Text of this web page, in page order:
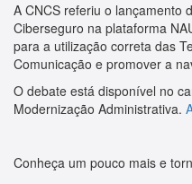
A CNCS referiu o lançamento
Ciberseguro na plataforma
para a utilização correta das
Comunicação e promover a
O debate está disponível no
Modernização Administrativa.
Conheça um pouco mais e